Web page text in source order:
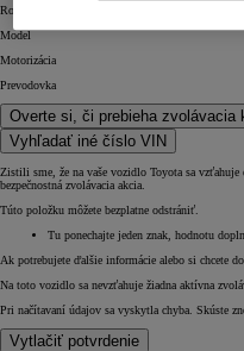
Rok
Model
Motorizácia
Prevodovka
Overte si, či prebieha zvolávacia
Vyhľadať iné číslo VIN
Zistili sme, že na vaše vozidlo Toyota sa vzťahuje
bezpečnostná zvolávacia akcia.
Túto položku môžete bezplatne odstrániť.
Tu ponechajte jeden znak, hodnotu
Ak potrebujete ďalšie informácie alebo si chcete
Na toto vozidlo sa nevzťahuje žiadna aktívna
Pri načítavaní údajov sa vyskytla chyba. Skúste
Vytlačiť potvrdenie